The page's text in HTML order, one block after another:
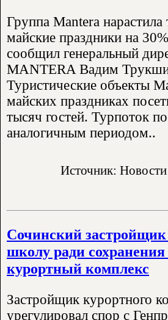
Группа Mantera нарастила
майские праздники на
сообщил генеральный
MANTERA Вадим
Туристические объекты
майских праздниках
тысяч гостей. Турпоток
аналогичным периодом..
Источник:
Сочинский застройщик
школу ради
курортный комплекс
Застройщик курортного
урегулировал спор с